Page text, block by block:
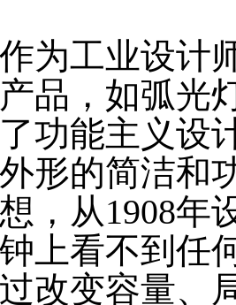
工业设计师
品，如弧光
功能主义设
形的简洁和
，从1908年
上看不到任
改变容量、